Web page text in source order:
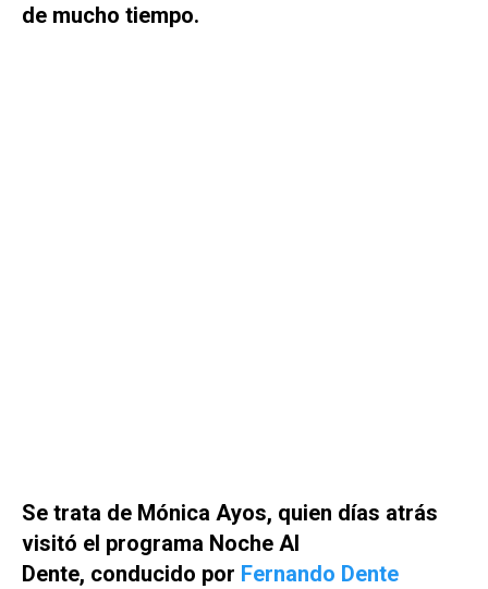
de mucho tiempo.
Se trata de Mónica Ayos, quien días atrás
visitó el programa Noche Al
Dente, conducido por Fernando Dente